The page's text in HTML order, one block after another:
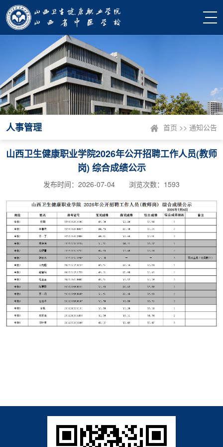
人事管理 首页 >> 通知公告
山西卫生健康职业学院2026年公开招聘工作人员(教师
岗) 综合成绩公示
发布时间：2026-07-04 浏览次数： 1593